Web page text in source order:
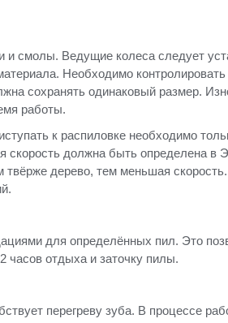
смолы. Ведущие колеса следует
Необходимо контролировать
сохранять одинаковый размер.
работы.
к распиловке необходимо
скорость должна быть определена в
твёрже дерево, тем меньшая
для определённых пил. Это
часов отдыха и заточку пилы.
перегреву зуба. В процессе